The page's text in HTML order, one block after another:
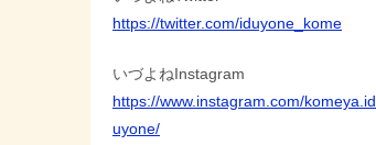
https://twitter.com/iduyone_kome
いづよねInstagram
https://www.instagram.com/komeya.id
uyone/